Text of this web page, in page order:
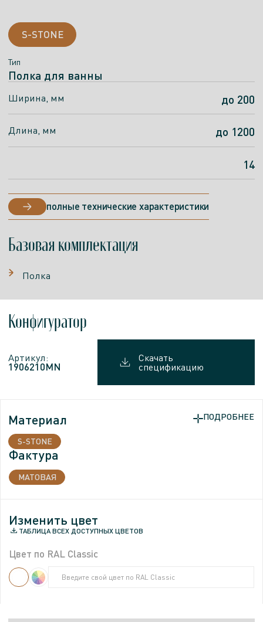
S-STONE
Тип
Полка для ванны
Ширина, мм до 200
Длина, мм до 1200
14
полные технические характеристики
Базовая комплектация
Полка
Конфигуратор
Артикул:
1906210MN
Скачать
спецификацию
Материал
S-STONE
Фактура
МАТОВАЯ
ПОДРОБНЕЕ
Изменить цвет
ТАБЛИЦА ВСЕХ ДОСТУПНЫХ ЦВЕТОВ
Цвет по RAL Classic
Введите свой цвет по RAL Classic
Введите свой цвет по RAL Classic